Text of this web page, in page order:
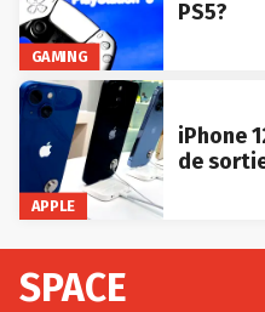
GAMING
PS5?
APPLE
iPhone
de
SPACE